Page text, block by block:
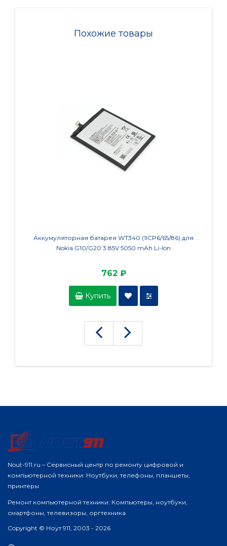
Похожие товары
Аккумуляторная батарея WT340 (1ICP6/65/86) для
Nokia G10/G20 3.85V 5050 mAh Li-Ion
762 ₽
Купить
Nout-911.ru – Сервисный центр по ремонту цифровой и
компьютерной техники: Ноутбуки, телефоны, планшеты,
принтеры
Ремонт компьютерной техники: Компьютеры, ноутбуки,
смартфоны, телевизоры, оргтехника
Copyright © Ноут 911, 2003 - 2026